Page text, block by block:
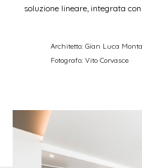
soluzione lineare, integrata
Architetto: Gian Luca
Fotografo: Vito Corvasce